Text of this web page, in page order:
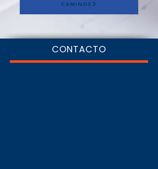
CAMINOS
CONTACTO